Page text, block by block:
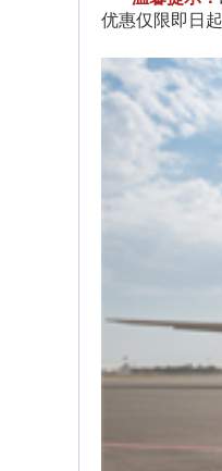
优惠仅限即日